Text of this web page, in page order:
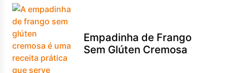
Empadinha de Frango
Sem Glúten Cremosa